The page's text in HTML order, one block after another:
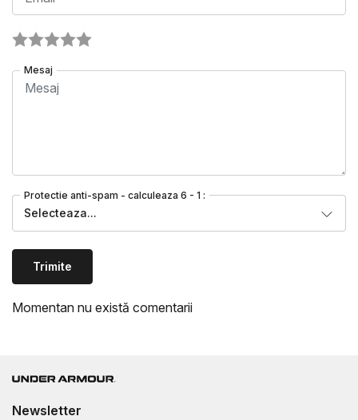
Mesaj
Protectie anti-spam - calculeaza 6 - 1 :
Selecteaza...
Trimite
Momentan nu există comentarii
Newsletter